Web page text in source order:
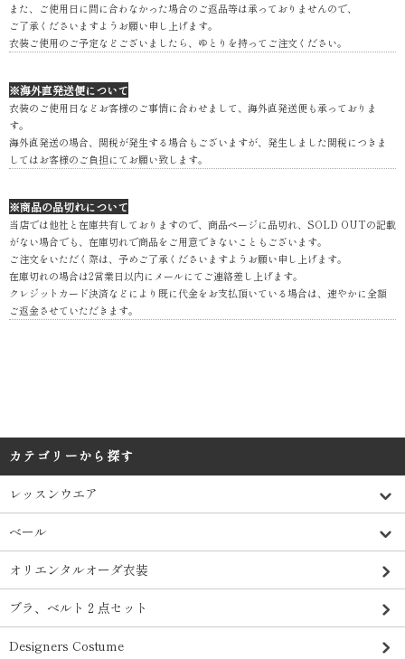
また、ご使用日に間に合わなかった場合のご返品等は承っておりませんので、
ご了承くださいますようお願い申し上げます。
衣装ご使用のご予定などございましたら、ゆとりを持ってご注文ください。
※海外直発送便について
衣装のご使用日などお客様のご事情に合わせまして、海外直発送便も承っておりま
す。
海外直発送の場合、関税が発生する場合もございますが、発生しました関税につきま
してはお客様のご負担にてお願い致します。
※商品の品切れについて
当店では他社と在庫共有しておりますので、商品ページに品切れ、SOLD OUTの記載
がない場合でも、在庫切れで商品をご用意できないこともございます。
ご注文をいただく際は、予めご了承くださいますようお願い申し上げます。
在庫切れの場合は2営業日以内にメールにてご連絡差し上げます。
クレジットカード決済などにより既に代金をお支払頂いている場合は、速やかに全額
ご返金させていただきます。
カテゴリーから探す
レッスンウエア
ベール
オリエンタルオーダ衣装
ブラ、ベルト２点セット
Designers Costume